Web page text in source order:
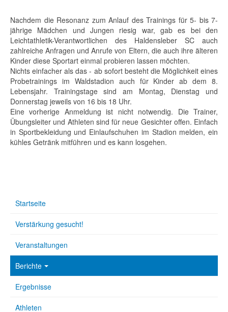
Nachdem die Resonanz zum Anlauf des Trainings für 5- bis 7-
jährige Mädchen und Jungen riesig war, gab es bei den
Leichtathletik-Verantwortlichen des Haldensleber SC auch
zahlreiche Anfragen und Anrufe von Eltern, die auch ihre älteren
Kinder diese Sportart einmal probieren lassen möchten.
Nichts einfacher als das - ab sofort besteht die Möglichkeit eines
Probetrainings im Waldstadion auch für Kinder ab dem 8.
Lebensjahr. Trainingstage sind am Montag, Dienstag und
Donnerstag jeweils von 16 bis 18 Uhr.
Eine vorherige Anmeldung ist nicht notwendig. Die Trainer,
Übungsleiter und Athleten sind für neue Gesichter offen. Einfach
in Sportbekleidung und Einlaufschuhen im Stadion melden, ein
kühles Getränk mitführen und es kann losgehen.
Startseite
Verstärkung gesucht!
Veranstaltungen
Berichte
Ergebnisse
Athleten